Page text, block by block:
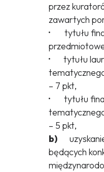
przez
zawartych
·tytułu
·
tytułu
– 7 pkt,
·
tytułu
– 5 pkt,
b)uzyskanie
będących